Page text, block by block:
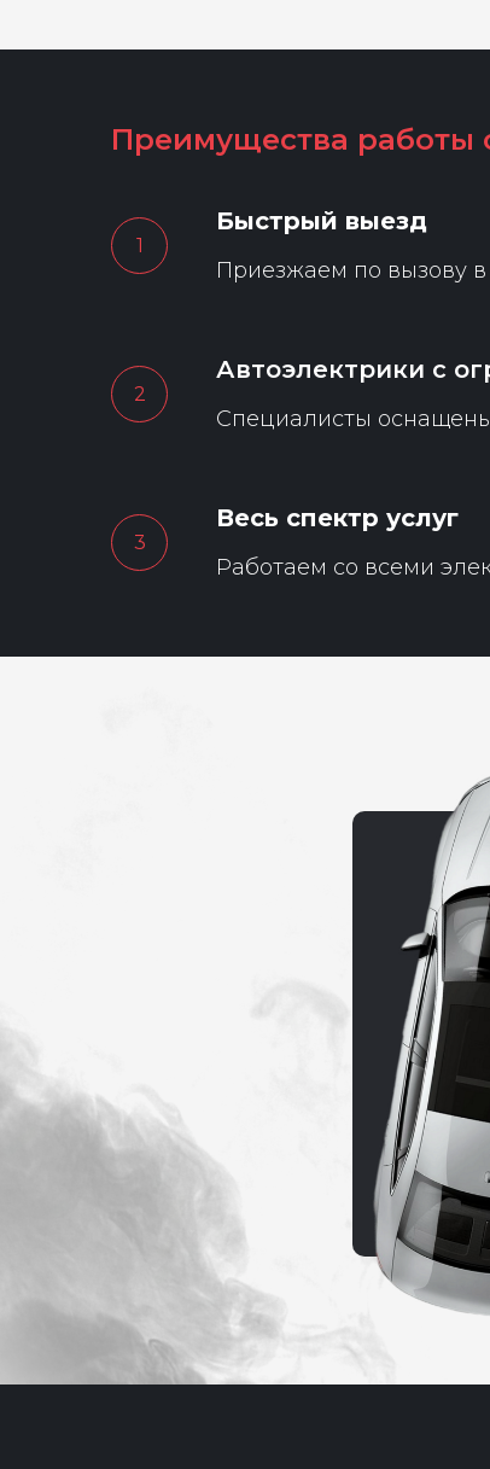
Преимущества работы
Быстрый выезд
Приезжаем по вызову
Автоэлектрики с
Специалисты
Весь спектр услуг
Работаем со всеми